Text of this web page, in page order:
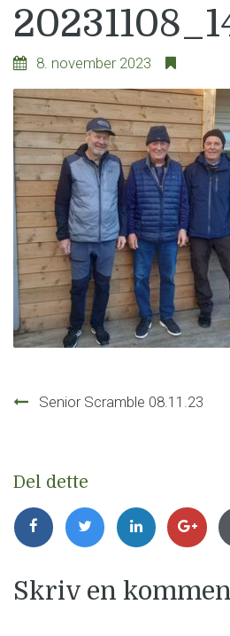
8. november 2023
Senior Scramble 08.11.23
Del dette
Skriv en